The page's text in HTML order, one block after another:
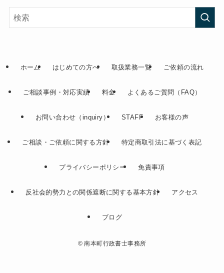
ホーム はじめての方へ 取扱業務一覧 ご依頼の流れ
ご相談事例・対応実績 料金 よくあるご質問（FAQ）
お問い合わせ（inquiry） STAFF お客様の声
ご相談・ご依頼に関する方針 特定商取引法に基づく表記
プライバシーポリシー 免責事項
反社会的勢力との関係遮断に関する基本方針 アクセス
ブログ
©南本町行政書士事務所